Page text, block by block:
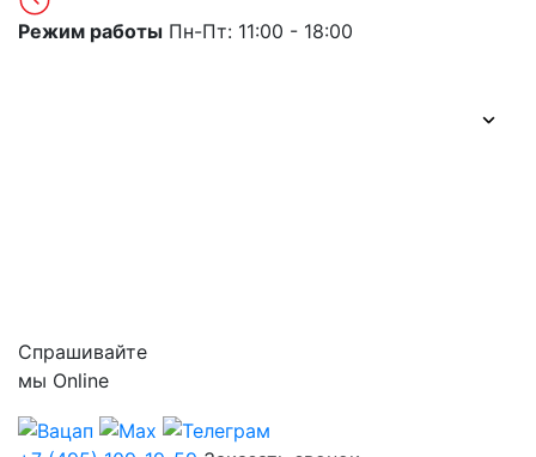
Режим работы Пн-Пт: 11:00 - 18:00
Спрашивайте
мы Online